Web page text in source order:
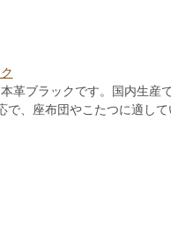
革ブラックです。国内生産
、座布団やこたつに適して